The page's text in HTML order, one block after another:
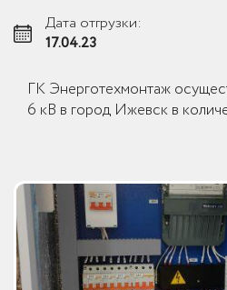
Дата отгрузки:
17.04.23
ГК Энерготехмонтаж
6 кВ в город Ижевск в